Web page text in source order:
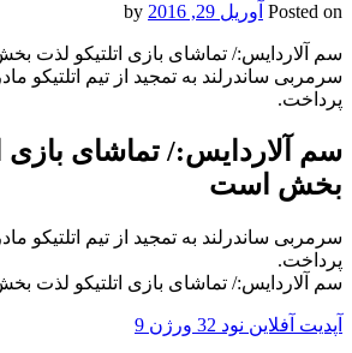
Posted on آوریل 29, 2016
سم آلاردایس:/ تماشای بازی اتلتیکو لذت
سرمربی ساندرلند به تمجید از تیم اتلتیکو
پرداخت.
سم آلاردایس:/ تماشای بازی
بخش است
سرمربی ساندرلند به تمجید از تیم اتلتیکو
پرداخت.
سم آلاردایس:/ تماشای بازی اتلتیکو لذت
آپدیت آفلاین نود 32 ورژن 9